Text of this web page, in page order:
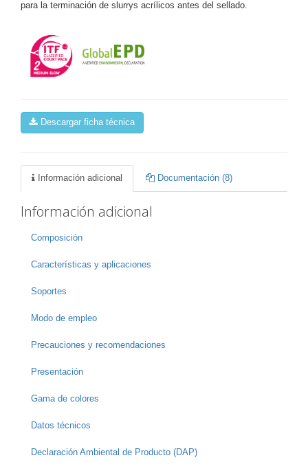
para la terminación de slurrys acrílicos antes del sellado.
Descargar ficha técnica
Información adicional Documentación (8)
Información adicional
Composición
Características y aplicaciones
Soportes
Modo de empleo
Precauciones y recomendaciones
Presentación
Gama de colores
Datos técnicos
Declaración Ambiental de Producto (DAP)